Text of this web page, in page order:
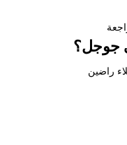
جوجل؟
راضين